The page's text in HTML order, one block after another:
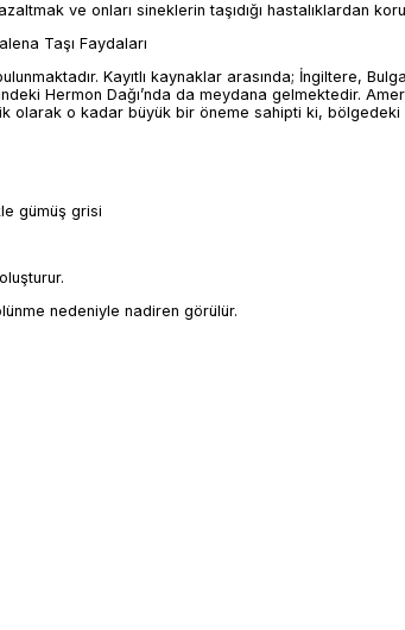
azaltmak ve onları sineklerin taşıdığı hastalıklardan
Taşı Faydaları
Kayıtlı kaynaklar arasında; İngiltere,
Hermon Dağı’nda da meydana gelmektedir.
olarak o kadar büyük bir öneme sahipti ki,
gümüş grisi
nedeniyle nadiren görülür.